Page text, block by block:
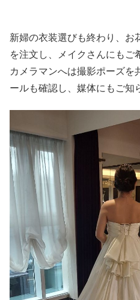
新婦の衣装選びも終わり、お
を注文し、メイクさんにもご
カメラマンへは撮影ポーズを
ールも確認し、媒体にもご知